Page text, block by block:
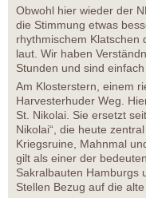
Obwohl hier wieder der
die Stimmung etwas
rhythmischem Klatschen
laut. Wir haben
Stunden und sind
Am Klosterstern, einem
Harvesterhuder Weg.
St. Nikolai. Sie ersetzt
Nikolai“, die heute
Kriegsruine, Mahnmal
gilt als einer der
Sakralbauten Hamburgs
Stellen Bezug auf die